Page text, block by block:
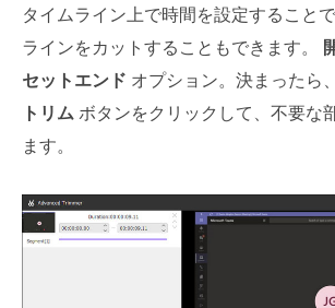
タイムライン上で時間を設定すること
ラインをカットすることもできます。
セットエンド オプション。決まったら
トリムボタンをクリックして、不要な
ます。